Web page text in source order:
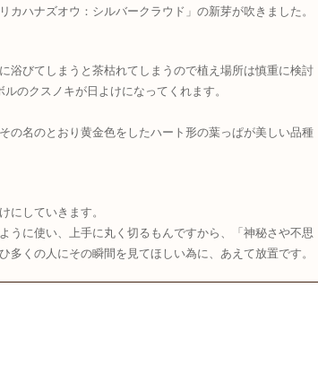
ハナズオウ：シルバークラウド」の新芽が吹きました。
浴びてしまうと茶枯れてしまうので植え場所は慎重に検討
のクスノキが日よけになってくれます。
の名のとおり黄金色をしたハート形の葉っぱが美しい品種
にしていきます。
うに使い、上手に丸く切るもんですから、「神秘さや不思
くの人にその瞬間を見てほしい為に、あえて放置です。